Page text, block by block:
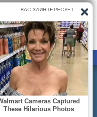
КОНФИДЕНЦИАЛЬНОСТИ
его пользователями.
за
на почту